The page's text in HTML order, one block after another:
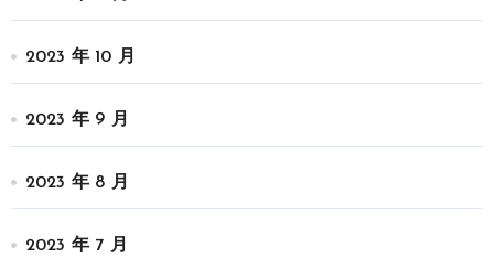
2023 年 10 月
2023 年 9 月
2023 年 8 月
2023 年 7 月